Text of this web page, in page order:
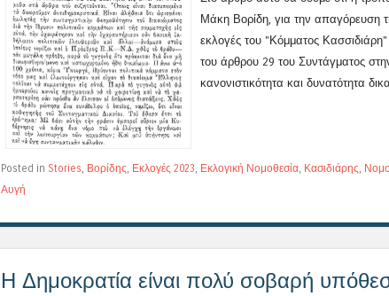
Μάκη Βορίδη, για την απαγόρευση
εκλογές του "Κόμματος
του άρθρου 29 του Συντάγματος
κανονιστικότητα και δυνατότητα
Posted in Stories, Βορίδης, Εκλογές 2023, Εκλογική Νομοθεσία, Κασιδιάρης,
Αυγή
Η Δημοκρατία είναι πολύ σοβαρή